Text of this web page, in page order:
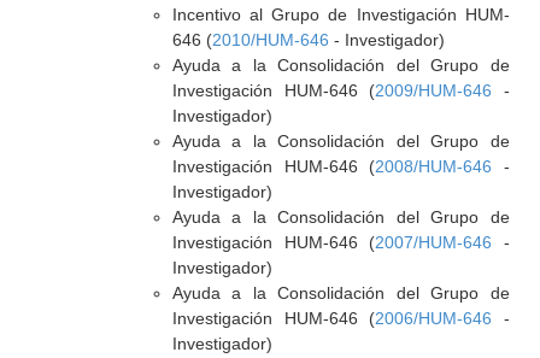
Incentivo al Grupo de Investigación HUM-
646 (2010/HUM-646 - Investigador)
Ayuda a la Consolidación del Grupo de
Investigación HUM-646 (2009/HUM-646 -
Investigador)
Ayuda a la Consolidación del Grupo de
Investigación HUM-646 (2008/HUM-646 -
Investigador)
Ayuda a la Consolidación del Grupo de
Investigación HUM-646 (2007/HUM-646 -
Investigador)
Ayuda a la Consolidación del Grupo de
Investigación HUM-646 (2006/HUM-646 -
Investigador)